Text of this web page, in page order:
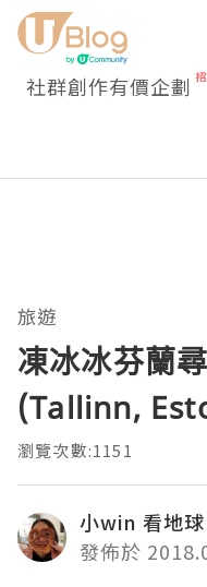
社群創作有價企劃
旅遊
凍冰冰芬蘭
(Tallinn,
瀏覽次數:1151
小win 看地球
發佈於